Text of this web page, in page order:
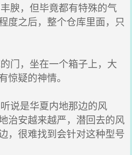
腴，但毕竟都有特殊的气
度之后，整个仓库里面，只
门，坐在一个箱子上，大
惊疑的神情。
说是华夏内地那边的风
治安越来越严，潜回去的风
，很难找到会针对这种型号